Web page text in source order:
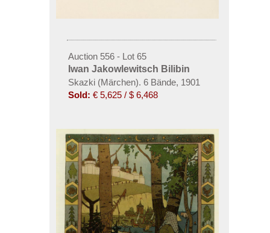
Auction 556 - Lot 65
Iwan Jakowlewitsch Bilibin
Skazki (Märchen). 6 Bände, 1901
Sold: € 5,625 / $ 6,468